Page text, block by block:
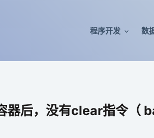
程序开发 数
器后，没有clear指令（